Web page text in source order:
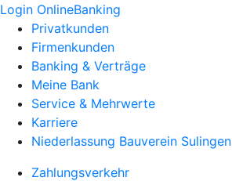
Login OnlineBanking
Privatkunden
Firmenkunden
Banking & Verträge
Meine Bank
Service & Mehrwerte
Karriere
Niederlassung Bauverein Sulingen
Zahlungsverkehr